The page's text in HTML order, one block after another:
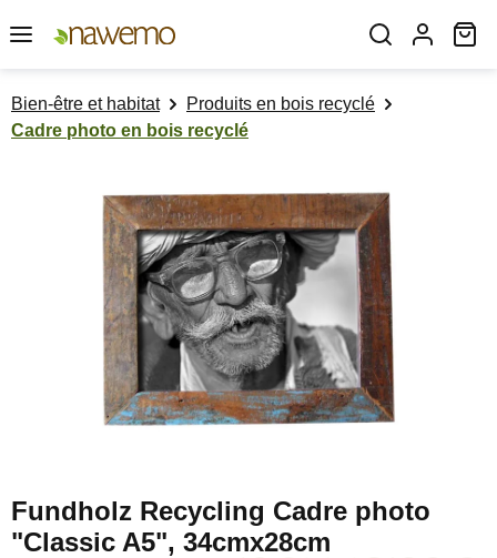
Passer au contenu principal
Bien-être et habitat
Produits en bois recyclé
Cadre photo en bois recyclé
Ignorer la galerie d'images
Fundholz Recycling Cadre photo
"Classic A5", 34cmx28cm